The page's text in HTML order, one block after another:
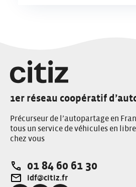
1er réseau coopératif
Précurseur de l’autopartage en
tous un service de véhicules en
chez vous
Téléphone:
01 84 60 61 30
Adresse e-mail:
idf@citiz.fr